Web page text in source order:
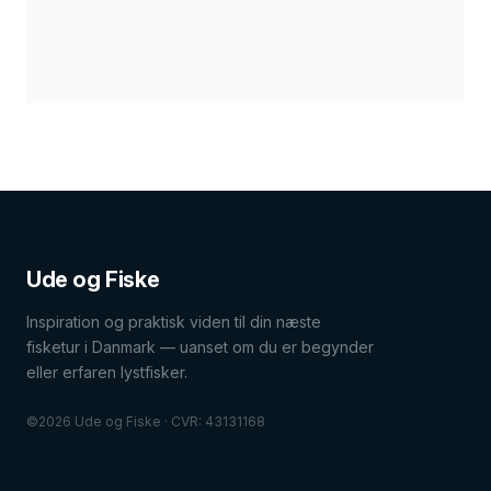
Ude og Fiske
Inspiration og praktisk viden til din næste
fisketur i Danmark — uanset om du er begynder
eller erfaren lystfisker.
©2026 Ude og Fiske · CVR: 43131168